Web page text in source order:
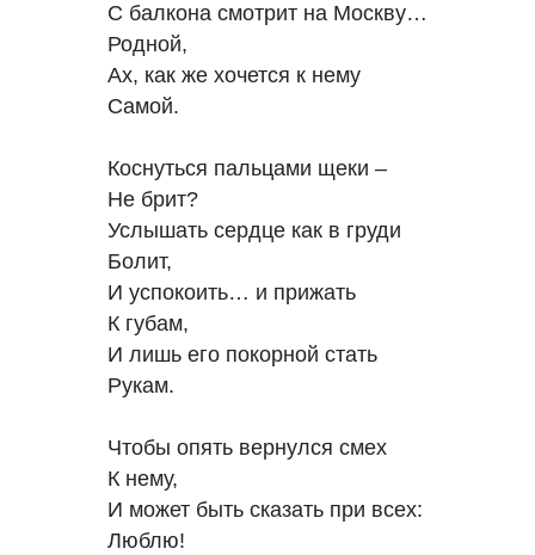
С балкона смотрит на Москву…
Родной,
Ах, как же хочется к нему
Самой.
Коснуться пальцами щеки –
Не брит?
Услышать сердце как в груди
Болит,
И успокоить… и прижать
К губам,
И лишь его покорной стать
Рукам.
Чтобы опять вернулся смех
К нему,
И может быть сказать при всех:
Люблю!